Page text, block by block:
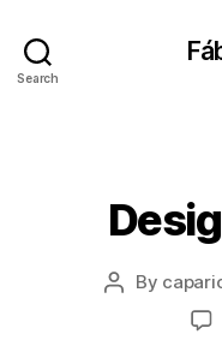
Search
Post
By